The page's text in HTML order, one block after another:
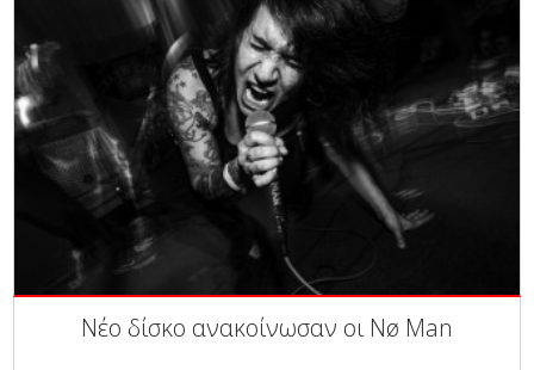
Νέο δίσκο ανακοίνωσαν οι Nø Man